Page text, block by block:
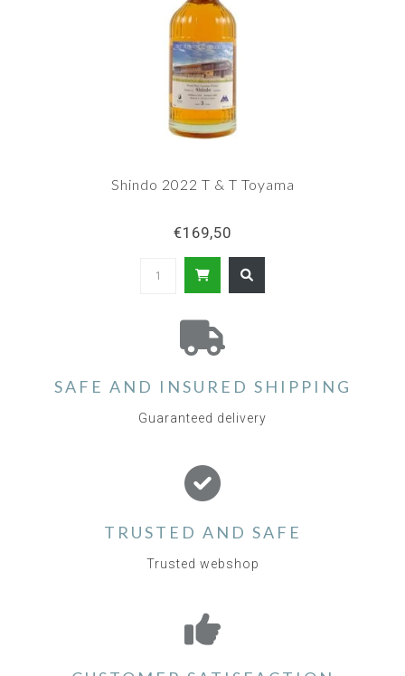
Shindo 2022 T & T Toyama
€169,50
SAFE AND INSURED SHIPPING
Guaranteed delivery
TRUSTED AND SAFE
Trusted webshop